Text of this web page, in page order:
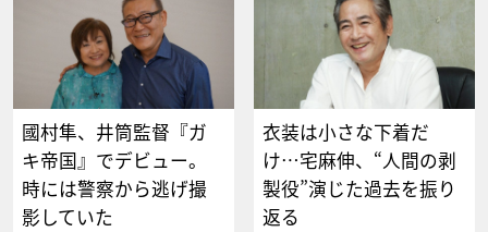
國村隼、井筒監督『ガ
キ帝国』でデビュー。
時には警察から逃げ撮
影していた
衣装は小さな下着だ
け…宅麻伸、“人間の剥
製役”演じた過去を振り
返る